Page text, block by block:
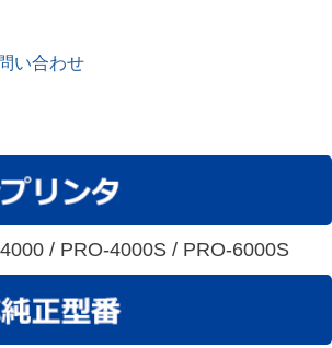
い合わせ
/ PRO-4000S / PRO-6000S